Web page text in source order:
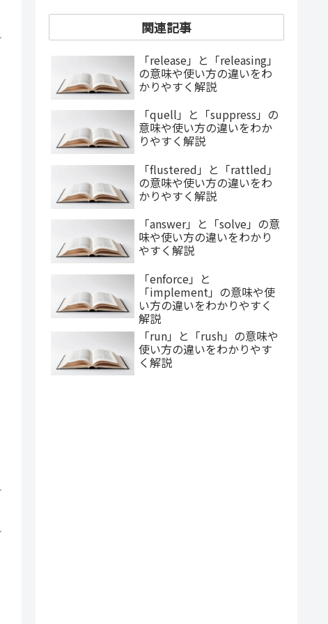
関連記事
「release」と「releasing」
の意味や使い方の違いをわ
かりやすく解説
「quell」と「suppress」の
意味や使い方の違いをわか
りやすく解説
「flustered」と「rattled」
の意味や使い方の違いをわ
かりやすく解説
「answer」と「solve」の意
味や使い方の違いをわかり
やすく解説
「enforce」と
「implement」の意味や使
い方の違いをわかりやすく
解説
「run」と「rush」の意味や
使い方の違いをわかりやす
く解説